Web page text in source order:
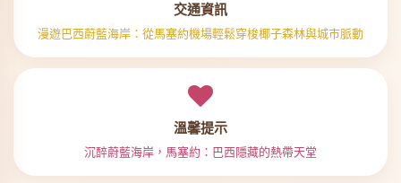
交通資訊
漫遊巴西蔚藍海岸：從馬塞約機場輕鬆穿梭椰子森林與城市脈動
溫馨提示
沉醉蔚藍海岸，馬塞約：巴西隱藏的熱帶天堂